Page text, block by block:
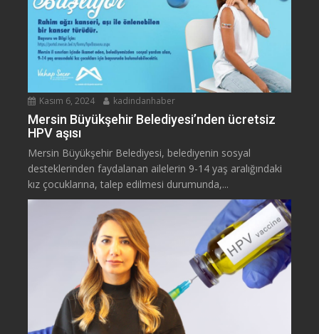
Kasım 6, 2024 kadindanhaber
Mersin Büyükşehir Belediyesi’nden ücretsiz
HPV aşısı
Mersin Büyükşehir Belediyesi, belediyenin sosyal
desteklerinden faydalanan ailelerin 9-14 yaş aralığındaki
kız çocuklarına, talep edilmesi durumunda,...